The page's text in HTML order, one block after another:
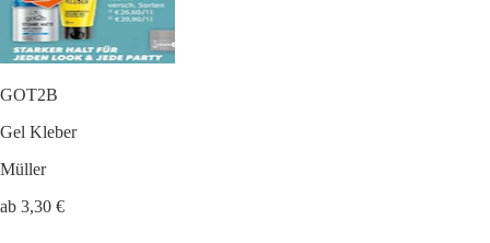
GOT2B
Gel Kleber
Müller
ab 3,30 €